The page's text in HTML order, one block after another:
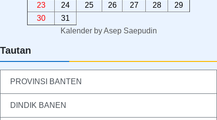
23
24 25 26 27 28
29
30
31
KalenderbyAsep Saepudin
Tautan
PROVINSI BANTEN
DINDIK BANEN